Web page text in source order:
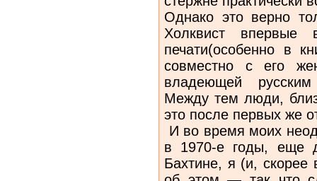
Однако это верно
Холквист
печати(особенно в
совместно с его
владеющей
Между тем люди,
это после первых же
И во время моих
в 1970-е годы, еще
Бахтине, я (и, скорее